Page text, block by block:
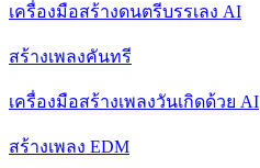
เครื่องมือสร้างดนตรีบรรเลง AI
สร้างเพลงคันทรี
เครื่องมือสร้างเพลงวันเกิดด้วย AI
สร้างเพลง EDM